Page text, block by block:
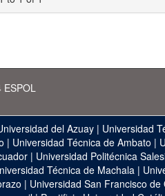
ESPOL
del Azuay | Universidad
| Universidad Técnica de Ambato |
| Universidad Politécnica
Técnica de Machala |
| Universidad San Francisco de